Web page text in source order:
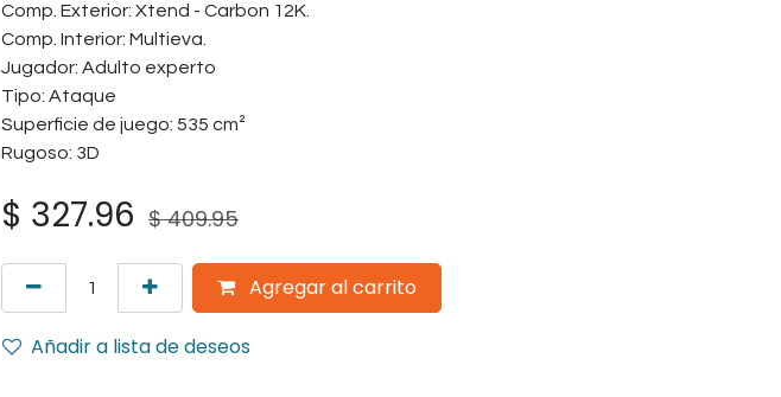
Comp. Exterior: Xtend - Carbon 12K.
Comp. Interior: Multieva.
Jugador: Adulto experto
Tipo: Ataque
Superficie de juego: 535 cm²
Rugoso: 3D
$ 327.96 $409.95
Agregar al carrito
Añadir a lista de deseos